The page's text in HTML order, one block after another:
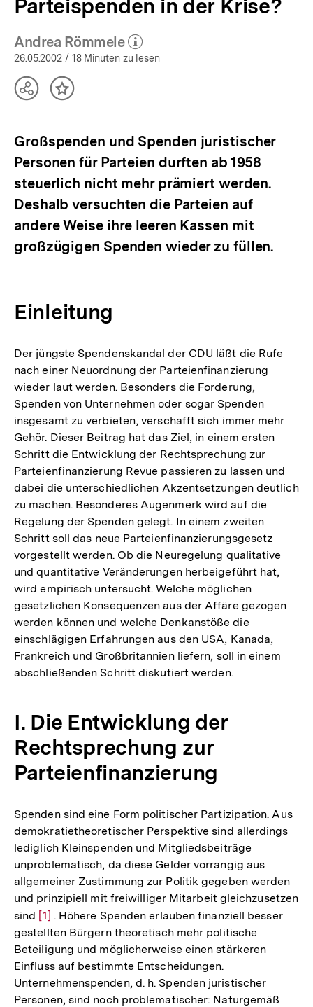
Parteispenden in der Krise?
Andrea Römmele
(Mehr zum Autor)
öffnen
26.05.2002 / 18 Minuten zu lesen
TeilenInhalt
Großspenden und Spenden juristischer
Personen für Parteien durften ab 1958
steuerlich nicht mehr prämiert werden.
Deshalb versuchten die Parteien auf
andere Weise ihre leeren Kassen mit
großzügigen Spenden wieder zu füllen.
Einleitung
Der jüngste Spendenskandal der CDU läßt die Rufe
nach einer Neuordnung der Parteienfinanzierung
wieder laut werden. Besonders die Forderung,
Spenden von Unternehmen oder sogar Spenden
insgesamt zu verbieten, verschafft sich immer mehr
Gehör. Dieser Beitrag hat das Ziel, in einem ersten
Schritt die Entwicklung der Rechtsprechung zur
Parteienfinanzierung Revue passieren zu lassen und
dabei die unterschiedlichen Akzentsetzungen deutlich
zu machen. Besonderes Augenmerk wird auf die
Regelung der Spenden gelegt. In einem zweiten
Schritt soll das neue Parteienfinanzierungsgesetz
vorgestellt werden. Ob die Neuregelung qualitative
und quantitative Veränderungen herbeigeführt hat,
wird empirisch untersucht. Welche möglichen
gesetzlichen Konsequenzen aus der Affäre gezogen
werden können und welche Denkanstöße die
einschlägigen Erfahrungen aus den USA, Kanada,
Frankreich und Großbritannien liefern, soll in einem
abschließenden Schritt diskutiert werden.
I. Die Entwicklung der
Rechtsprechung zur
Parteienfinanzierung
Spenden sind eine Form politischer Partizipation. Aus
demokratietheoretischer Perspektive sind allerdings
lediglich Kleinspenden und Mitgliedsbeiträge
unproblematisch, da diese Gelder vorrangig aus
allgemeiner Zustimmung zur Politik gegeben werden
und prinzipiell mit freiwilliger Mitarbeit gleichzusetzen
sind Zur
Auflösung
der
Fußnote
[1] . Höhere Spenden erlauben finanziell besser
gestellten Bürgern theoretisch mehr politische
Beteiligung und möglicherweise einen stärkeren
Einfluss auf bestimmte Entscheidungen.
Unternehmenspenden, d. h. Spenden juristischer
Personen, sind noch problematischer: Naturgemäß